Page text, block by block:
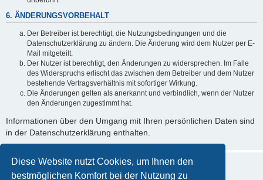
Diese Website nutzt Cookies, um Ihnen den
bestmöglichen Komfort bei der Nutzung zu
6. ÄNDERUNGSVORBEHALT
Der Betreiber ist berechtigt, die Nutzungsbedingungen und die
Datenschutzerklärung zu ändern. Die Änderung wird dem Nutzer per E-
Mail mitgeteilt.
Der Nutzer ist berechtigt, den Änderungen zu widersprechen. Im Falle
des Widerspruchs erlischt das zwischen dem Betreiber und dem Nutzer
bestehende Vertragsverhältnis mit sofortiger Wirkung.
Die Änderungen gelten als anerkannt und verbindlich, wenn der Nutzer
den Änderungen zugestimmt hat.
Informationen über den Umgang mit Ihren persönlichen Daten sind
in der Datenschutzerklärung enthalten.